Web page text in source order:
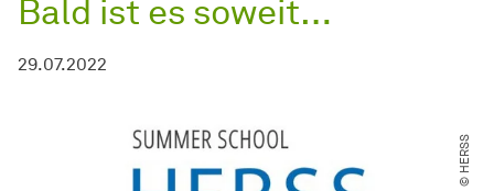
Bald ist es soweit…
29.07.2022
© HERSS